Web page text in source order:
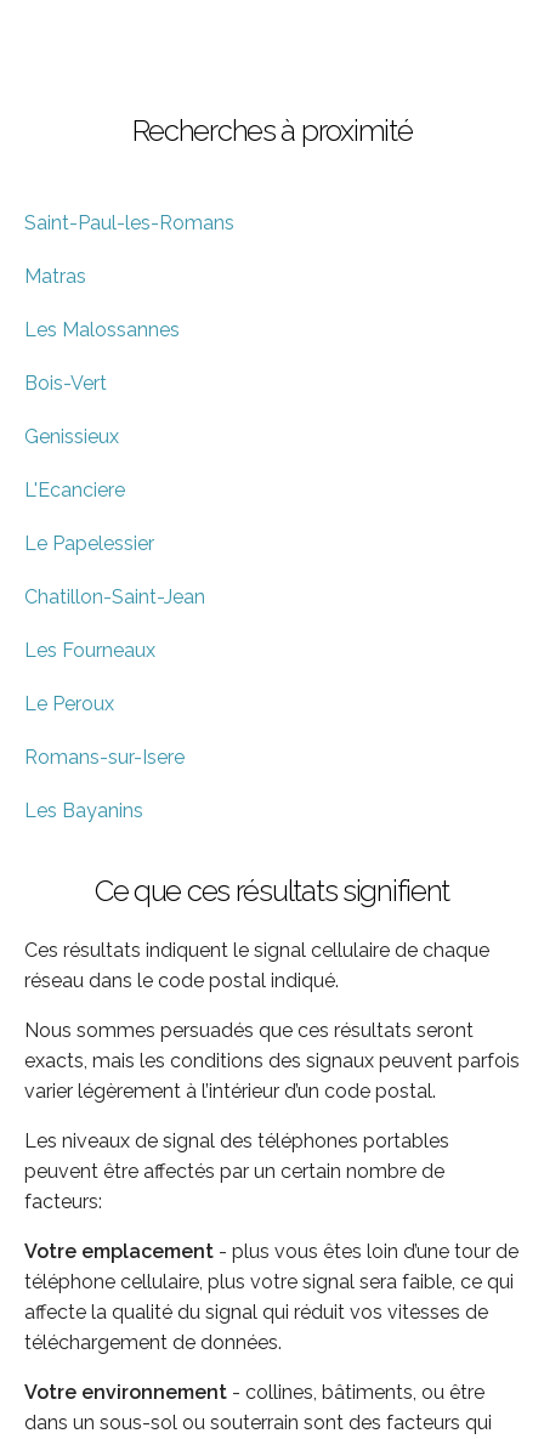
Recherches à proximité
Saint-Paul-les-Romans
Matras
Les Malossannes
Bois-Vert
Genissieux
L'Ecanciere
Le Papelessier
Chatillon-Saint-Jean
Les Fourneaux
Le Peroux
Romans-sur-Isere
Les Bayanins
Ce que ces résultats signifient
Ces résultats indiquent le signal cellulaire de chaque
réseau dans le code postal indiqué.
Nous sommes persuadés que ces résultats seront
exacts, mais les conditions des signaux peuvent parfois
varier légèrement à l’intérieur d’un code postal.
Les niveaux de signal des téléphones portables
peuvent être affectés par un certain nombre de
facteurs:
Votre emplacement - plus vous êtes loin d’une tour de
téléphone cellulaire, plus votre signal sera faible, ce qui
affecte la qualité du signal qui réduit vos vitesses de
téléchargement de données.
Votre environnement - collines, bâtiments, ou être
dans un sous-sol ou souterrain sont des facteurs qui